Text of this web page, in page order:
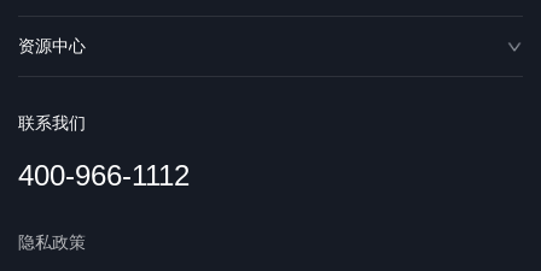
资源中心
联系我们
400-966-1112
隐私政策